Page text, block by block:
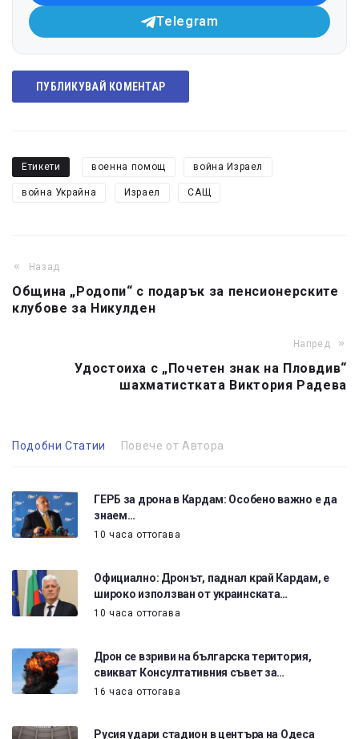
Telegram
ПУБЛИКУВАЙ КОМЕНТАР
Етикети военна помощ война Израел
война Украйна Израел САЩ
Назад
Община „Родопи“ с подарък за пенсионерските
клубове за Никулден
Напред
Удостоиха с „Почетен знак на Пловдив“
шахматистката Виктория Радева
Подобни Статии Повече от Автора
ГЕРБ за дрона в Кардам: Особено важно е да
знаем…
10 часа оттогава
Официално: Дронът, паднал край Кардам, е
широко използван от украинската…
10 часа оттогава
Дрон се взриви на българска територия,
свикват Консултативния съвет за…
16 часа оттогава
Русия удари стадион в центъра на Одеса